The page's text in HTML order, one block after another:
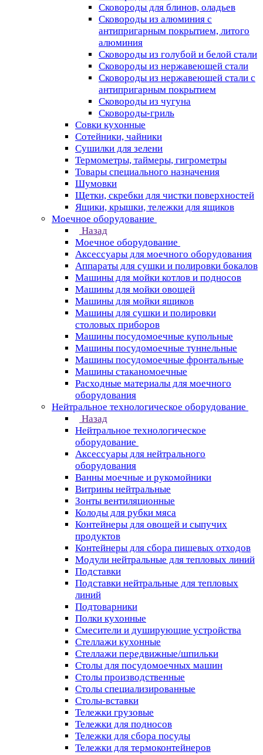
Сковороды для блинов, оладьев
Сковороды из алюминия с
антипригарным покрытием, литого
алюминия
Сковороды из голубой и белой стали
Сковороды из нержавеющей стали
Сковороды из нержавеющей стали с
антипригарным покрытием
Сковороды из чугуна
Сковороды-гриль
Совки кухонные
Сотейники, чайники
Сушилки для зелени
Термометры, таймеры, гигрометры
Товары специального назначения
Шумовки
Щетки, скребки для чистки поверхностей
Ящики, крышки, тележки для ящиков
Моечное оборудование
Назад
Моечное оборудование
Аксессуары для моечного оборудования
Аппараты для сушки и полировки бокалов
Машины для мойки котлов и подносов
Машины для мойки овощей
Машины для мойки ящиков
Машины для сушки и полировки
столовых приборов
Машины посудомоечные купольные
Машины посудомоечные туннельные
Машины посудомоечные фронтальные
Машины стаканомоечные
Расходные материалы для моечного
оборудования
Нейтральное технологическое оборудование
Назад
Нейтральное технологическое
оборудование
Аксессуары для нейтрального
оборудования
Ванны моечные и рукомойники
Витрины нейтральные
Зонты вентиляционные
Колоды для рубки мяса
Контейнеры для овощей и сыпучих
продуктов
Контейнеры для сбора пищевых отходов
Модули нейтральные для тепловых линий
Подставки
Подставки нейтральные для тепловых
линий
Подтоварники
Полки кухонные
Смесители и душирующие устройства
Стеллажи кухонные
Стеллажи передвижные/шпильки
Столы для посудомоечных машин
Столы производственные
Столы специализированные
Столы-вставки
Тележки грузовые
Тележки для подносов
Тележки для сбора посуды
Тележки для термоконтейнеров